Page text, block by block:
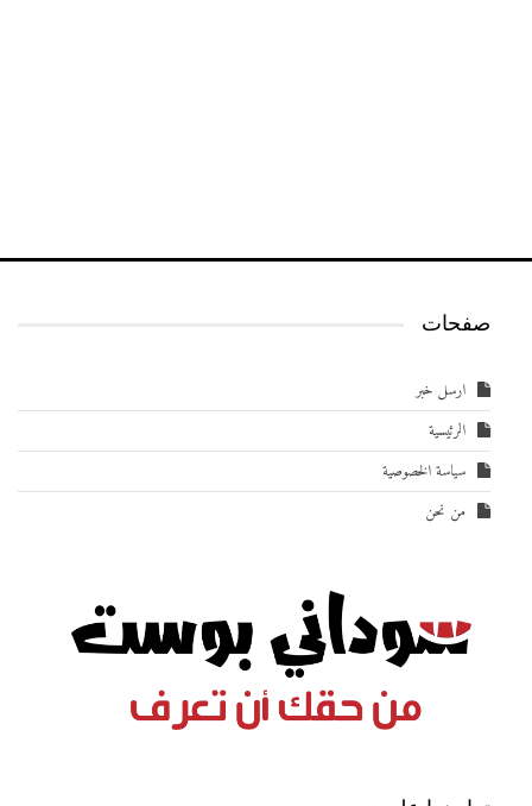
صفحات
ارسل خبر
الرئيسية
سياسة الخصوصية
من نحن